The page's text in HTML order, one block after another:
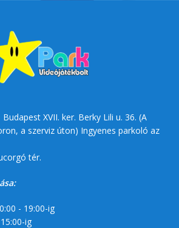
XVII. ker. Berky Lili u. 36. (A
a szerviz úton) Ingyenes parkoló az
tér.
- 19:00-ig
ig